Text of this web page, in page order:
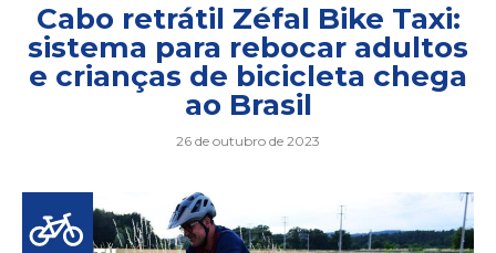
Cabo retrátil Zéfal Bike Taxi:
sistema para rebocar adultos
e crianças de bicicleta chega
ao Brasil
26 de outubro de 2023